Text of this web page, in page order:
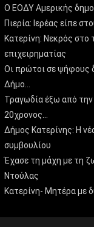
Ο ΕΟΔΥ Αμερικής
Πιερία: Ιερέας είπε
Κατερίνη: Νεκρός στο
επιχειρηματίας
Οι πρώτοι σε ψήφους
Δήμο…
Τραγωδία έξω από την
20χρονος…
Δήμος Κατερίνης: Η
συμβουλίου
Έχασε τη μάχη με τη
Ντούλας
Κατερίνη- Μητέρα με